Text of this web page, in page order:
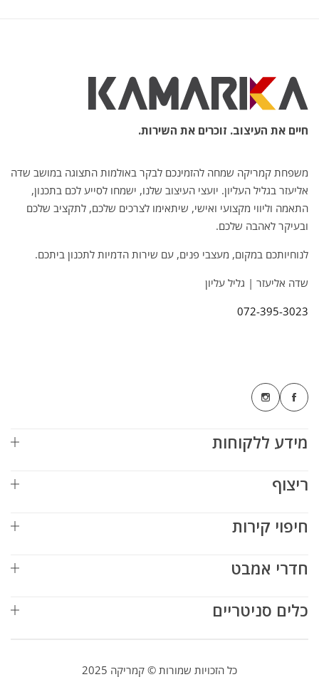
חיים את העיצוב. זוכרים את השירות.
משפחת קמריקה שמחה להזמינכם לבקר באולמות התצוגה במושב שדה
אליעזר בגליל העליון. יועצי העיצוב שלנו, ישמחו לסייע לכם בתכנון,
התאמה וליווי מקצועי ואישי, שיתאימו לצרכים שלכם, לתקציב שלכם
ובעיקר לאהבה שלכם.
לנוחיותכם במקום, מעצבי פנים, עם שירות הדמיות לתכנון ביתכם.
שדה אליעזר | גליל עליון
072-395-3023
מידע ללקוחות
ריצוף
חיפוי קירות
חדרי אמבט
כלים סניטריים
כל הזכויות שמורות © קמריקה 2025